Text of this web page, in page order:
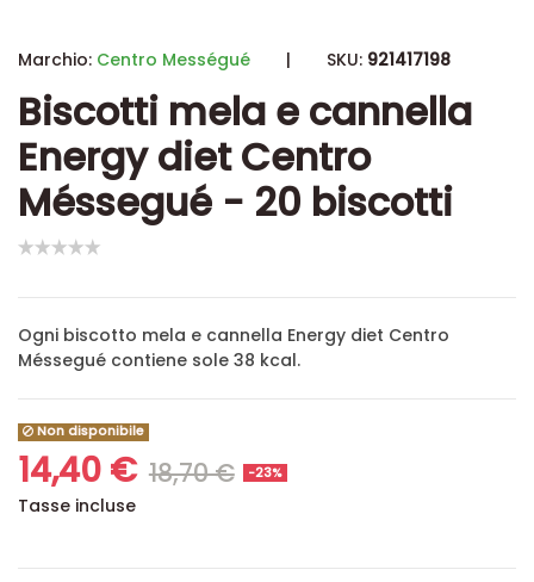
Marchio: Centro Mességué | SKU: 921417198
Biscotti mela e cannella
Energy diet Centro
Méssegué - 20 biscotti
Ogni biscotto mela e cannella Energy diet Centro
Méssegué contiene sole 38 kcal.
Non disponibile
14,40 € 18,70 € -23%
Tasse incluse